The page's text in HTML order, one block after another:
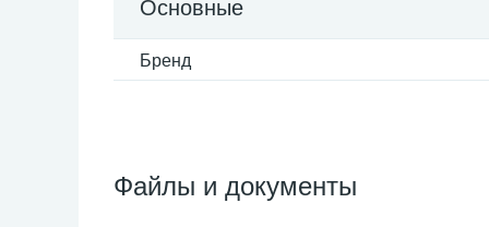
Основные
Бренд
Файлы и документы